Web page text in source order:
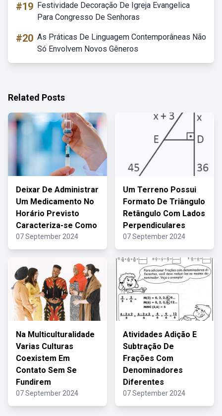
#19 Festividade Decoração De Igreja Evangelica
Para Congresso De Senhoras
#20 As Práticas De Linguagem Contemporâneas Não
Só Envolvem Novos Gêneros
Related Posts
Deixar De Administrar
Um Medicamento No
Horário Previsto
Caracteriza-se Como
07 September 2024
Um Terreno Possui
Formato De Triângulo
Retângulo Com Lados
Perpendiculares
07 September 2024
Na Multiculturalidade
Varias Culturas
Coexistem Em
Contato Sem Se
Fundirem
07 September 2024
Atividades Adição E
Subtração De
Frações Com
Denominadores
Diferentes
07 September 2024